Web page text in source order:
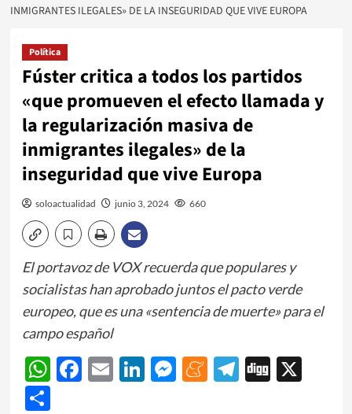
INMIGRANTES ILEGALES» DE LA INSEGURIDAD QUE VIVE EUROPA
Política
Fúster critica a todos los partidos
«que promueven el efecto llamada y
la regularización masiva de
inmigrantes ilegales» de la
inseguridad que vive Europa
soloactualidad junio 3, 2024 660
El portavoz de VOX recuerda que populares y
socialistas han aprobado juntos el pacto verde
europeo, que es una «sentencia de muerte» para el
campo español
WhatsApp
Facebook
EmailLinkedIn
Messenger
Meneame
Telegram
Digg
X
Share